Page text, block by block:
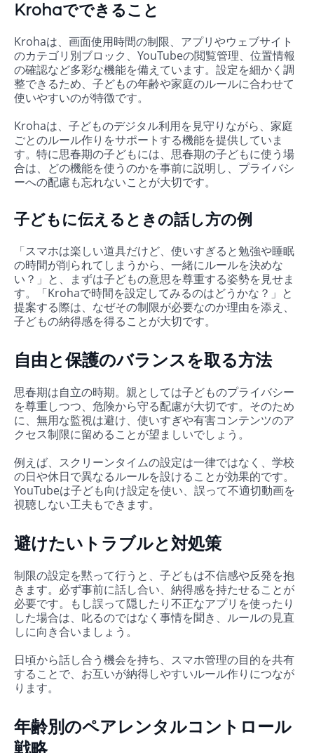
Krohaでできること
Krohaは、画面使用時間の制限、アプリやウェブサイト
のカテゴリ別ブロック、YouTubeの閲覧管理、位置情報
の確認など多彩な機能を備えています。設定を細かく調
整できるため、子どもの年齢や家庭のルールに合わせて
使いやすいのが特徴です。
Krohaは、子どものデジタル利用を見守りながら、家庭
ごとのルール作りをサポートする機能を提供していま
す。特に思春期の子どもには、思春期の子どもに使う場
合は、どの機能を使うのかを事前に説明し、プライバシ
ーへの配慮も忘れないことが大切です。
子どもに伝えるときの話し方の例
「スマホは楽しい道具だけど、使いすぎると勉強や睡眠
の時間が削られてしまうから、一緒にルールを決めな
い？」と、まずは子どもの意思を尊重する姿勢を見せま
す。「Krohaで時間を設定してみるのはどうかな？」と
提案する際は、なぜその制限が必要なのか理由を添え、
子どもの納得感を得ることが大切です。
自由と保護のバランスを取る方法
思春期は自立の時期。親としては子どものプライバシー
を尊重しつつ、危険から守る配慮が大切です。そのため
に、無用な監視は避け、使いすぎや有害コンテンツのア
クセス制限に留めることが望ましいでしょう。
例えば、スクリーンタイムの設定は一律ではなく、学校
の日や休日で異なるルールを設けることが効果的です。
YouTubeは子ども向け設定を使い、誤って不適切動画を
視聴しない工夫もできます。
避けたいトラブルと対処策
制限の設定を黙って行うと、子どもは不信感や反発を抱
きます。必ず事前に話し合い、納得感を持たせることが
必要です。もし誤って隠したり不正なアプリを使ったり
した場合は、叱るのではなく事情を聞き、ルールの見直
しに向き合いましょう。
日頃から話し合う機会を持ち、スマホ管理の目的を共有
することで、お互いが納得しやすいルール作りにつなが
ります。
年齢別のペアレンタルコントロール
戦略